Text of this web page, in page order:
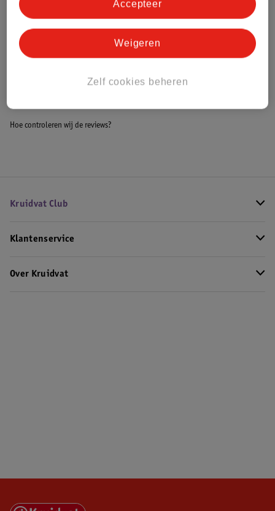
Bestel & Bezorginformatie
Hoe controleren wij de reviews?
Kruidvat Club
Klantenservice
Over Kruidvat
Zelf cookies beheren
Weigeren
Accepteer